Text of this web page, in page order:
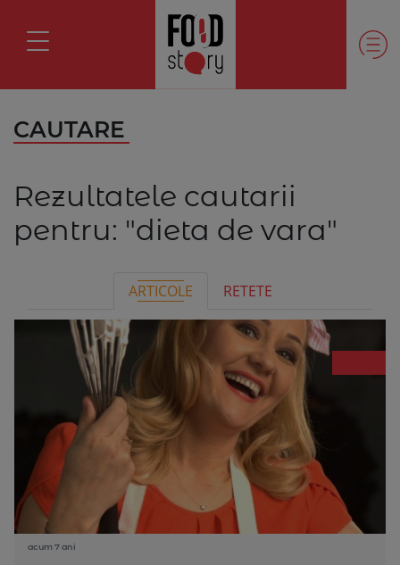
CAUTARE
Rezultatele cautarii
pentru: "dieta de vara"
ARTICOLE RETETE
acum 7 ani